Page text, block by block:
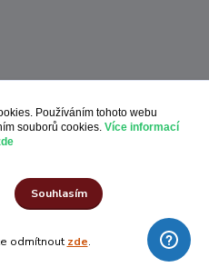
Eshop-rychle.cz
Používáním tohoto webu
souborů cookies. Více informací
Souhlasím
odmítnout zde.